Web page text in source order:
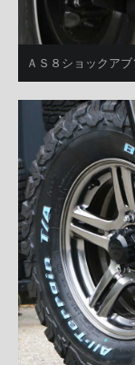
ＡＳ８ショックア